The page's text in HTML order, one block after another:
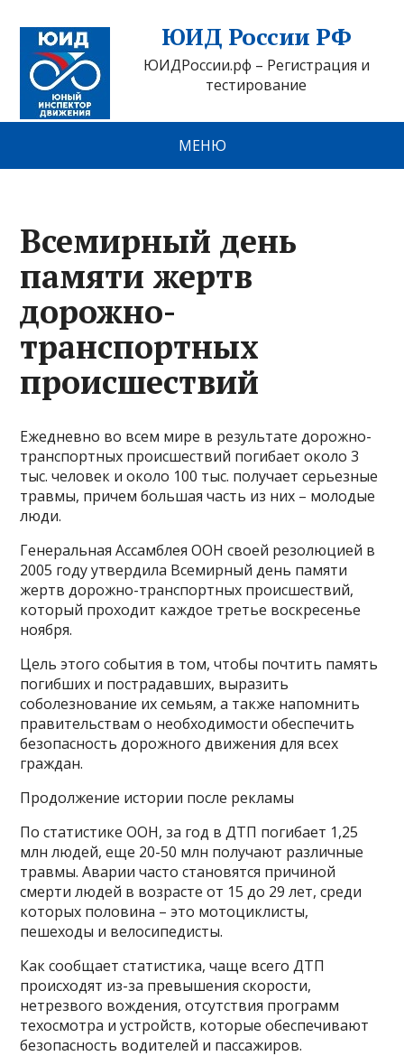
ЮИД России РФ
ЮИДРоссии.рф – Регистрация и
тестирование
МЕНЮ
Всемирный день
памяти жертв
дорожно-
транспортных
происшествий
Ежедневно во всем мире в результате дорожно-
транспортных происшествий погибает около 3
тыс. человек и около 100 тыс. получает серьезные
травмы, причем большая часть из них – молодые
люди.
Генеральная Ассамблея ООН своей резолюцией в
2005 году утвердила Всемирный день памяти
жертв дорожно-транспортных происшествий,
который проходит каждое третье воскресенье
ноября.
Цель этого события в том, чтобы почтить память
погибших и пострадавших, выразить
соболезнование их семьям, а также напомнить
правительствам о необходимости обеспечить
безопасность дорожного движения для всех
граждан.
Продолжение истории после рекламы
По статистике ООН, за год в ДТП погибает 1,25
млн людей, еще 20-50 млн получают различные
травмы. Аварии часто становятся причиной
смерти людей в возрасте от 15 до 29 лет, среди
которых половина – это мотоциклисты,
пешеходы и велосипедисты.
Как сообщает статистика, чаще всего ДТП
происходят из-за превышения скорости,
нетрезвого вождения, отсутствия программ
техосмотра и устройств, которые обеспечивают
безопасность водителей и пассажиров.